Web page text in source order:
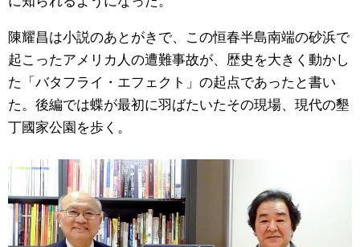
陳耀昌は小説のあとがきで、この恒春半島南端の砂浜で
起こったアメリカ人の遭難事故が、歴史を大きく動かし
た「バタフライ・エフェクト」の起点であったと書い
た。後編では蝶が最初に羽ばたいたその現場、現代の墾
丁國家公園を歩く。